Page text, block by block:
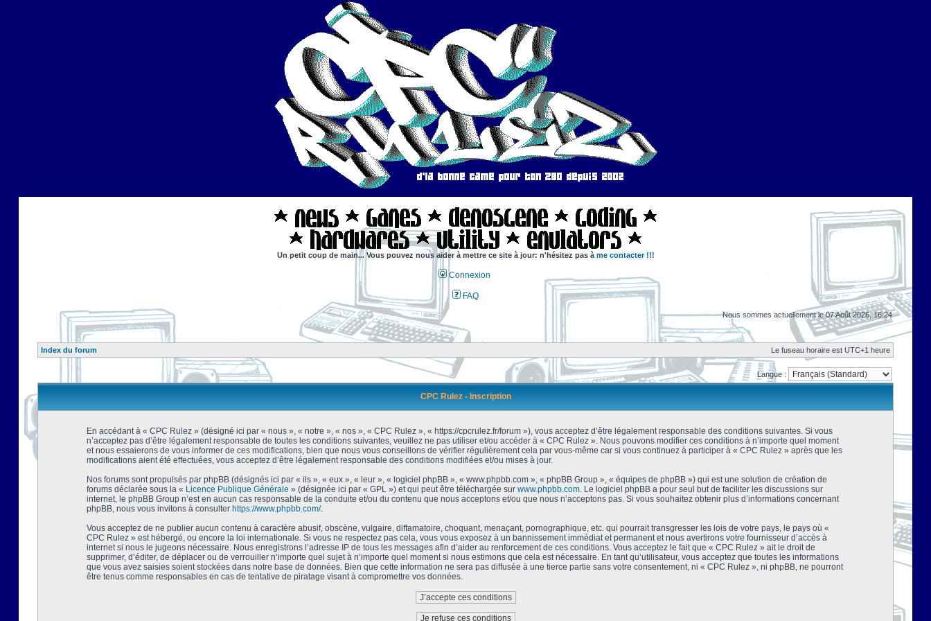
Un petit coup de main... Vous pouvez nous aider à mettre ce site à jour: n'hésitez pas à me contacter !!!
Connexion
FAQ
Nous sommes actuellement le 07 Août 2026, 16:24
Index du forum Le fuseau horaire est UTC+1 heure
Langue :
CPC Rulez - Inscription
En accédant à « CPC Rulez » (désigné ici par « nous », « notre », « nos », « CPC Rulez », « https://cpcrulez.fr/forum »), vous acceptez d’être légalement responsable des conditions suivantes. Si vous
n’acceptez pas d’être légalement responsable de toutes les conditions suivantes, veuillez ne pas utiliser et/ou accéder à « CPC Rulez ». Nous pouvons modifier ces conditions à n’importe quel moment
et nous essaierons de vous informer de ces modifications, bien que nous vous conseillons de vérifier régulièrement cela par vous-même car si vous continuez à participer à « CPC Rulez » après que les
modifications aient été effectuées, vous acceptez d’être légalement responsable des conditions modifiées et/ou mises à jour.
Nos forums sont propulsés par phpBB (désignés ici par « ils », « eux », « leur », « logiciel phpBB », « www.phpbb.com », « phpBB Group », « équipes de phpBB ») qui est une solution de création de
forums déclarée sous la « Licence Publique Générale » (désignée ici par « GPL ») et qui peut être téléchargée sur www.phpbb.com. Le logiciel phpBB a pour seul but de faciliter les discussions sur
internet, le phpBB Group n’est en aucun cas responsable de la conduite et/ou du contenu que nous acceptons et/ou que nous n’acceptons pas. Si vous souhaitez obtenir plus d’informations concernant
phpBB, nous vous invitons à consulter https://www.phpbb.com/.
Vous acceptez de ne publier aucun contenu à caractère abusif, obscène, vulgaire, diffamatoire, choquant, menaçant, pornographique, etc. qui pourrait transgresser les lois de votre pays, le pays où «
CPC Rulez » est hébergé, ou encore la loi internationale. Si vous ne respectez pas cela, vous vous exposez à un bannissement immédiat et permanent et nous avertirons votre fournisseur d’accès à
internet si nous le jugeons nécessaire. Nous enregistrons l’adresse IP de tous les messages afin d’aider au renforcement de ces conditions. Vous acceptez le fait que « CPC Rulez » ait le droit de
supprimer, d’éditer, de déplacer ou de verrouiller n’importe quel sujet à n’importe quel moment si nous estimons que cela est nécessaire. En tant qu’utilisateur, vous acceptez que toutes les informations
que vous avez saisies soient stockées dans notre base de données. Bien que cette information ne sera pas diffusée à une tierce partie sans votre consentement, ni « CPC Rulez », ni phpBB, ne pourront
être tenus comme responsables en cas de tentative de piratage visant à compromettre vos données.